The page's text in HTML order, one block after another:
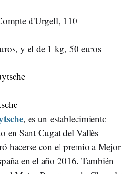
d'Urgell, 110
y el de 1 kg, 50 euros
, es un establecimiento
en Sant Cugat del Vallès
hacerse con el premio a Mejor
en el año 2016. También